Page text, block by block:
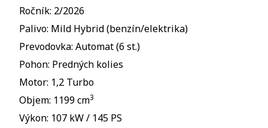
Ročník: 2/2026
Palivo: Mild Hybrid (benzín/elektrika)
Prevodovka: Automat (6 st.)
Pohon: Predných kolies
Motor: 1,2 Turbo
Objem: 1199 cm3
Výkon: 107 kW / 145 PS